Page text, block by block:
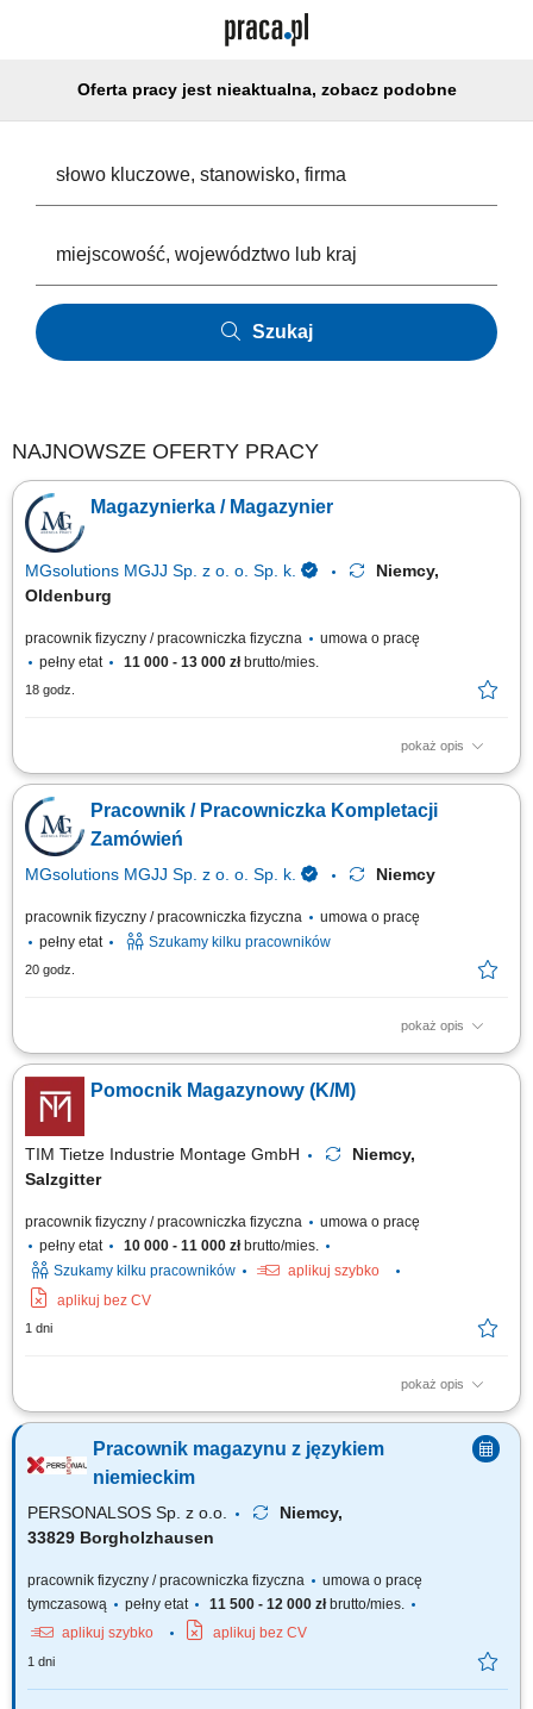
Oferta pracy jest nieaktualna, zobacz podobne
Szukaj
NAJNOWSZE OFERTY PRACY
Magazynierka / Magazynier
MGsolutions MGJJ Sp. z o. o. Sp. k.
Niemcy,
Oldenburg
pracownik fizyczny / pracowniczka fizyczna
umowa o pracę
pełny etat
11 000 - 13 000 złbrutto/mies.
18 godz.
pokaż opis
Zakres zadań: Realizacja zamówień (Order Picker) na dziale owoców i
warzyw; Praca z systemem słuchawkowym w języku polskim; Układanie
towaru i kontrola jego jakości; Drobne i proste prace pomocnicze w
magazynie;
Pracownik / Pracowniczka Kompletacji
Zamówień
MGsolutions MGJJ Sp. z o. o. Sp. k. Niemcy
pracownik fizyczny / pracowniczka fizyczna
umowa o pracę
pełny etat
Szukamy kilku pracowników
20 godz.
pokaż opis
Zakres obowiązków: Kompletowanie zamówień zgodnie z
zapotrzebowaniem magazynu. Układanie oraz przygotowywanie towarów
do dalszej wysyłki. Wykonywanie prostych prac magazynowych i
pomocniczych. Dbanie o porządek w miejscu pracy. Przestrzeganie
obowiązujących procedur i zasad bezpieczeństwa.
Pomocnik Magazynowy (K/M)
TIM Tietze Industrie Montage GmbH
Niemcy,
Salzgitter
pracownik fizyczny / pracowniczka fizyczna
umowa o pracę
pełny etat
10 000 - 11 000 złbrutto/mies.
Szukamy kilku pracowników
aplikuj szybko
aplikuj bez CV
1 dni
pokaż opis
Zadania: Przepakowywanie towarów zgodnie z obowiązującymi
zamówień magazynowych; Kontrola jakości pakowanych produktów;
Utrzymywanie porządku i czystości na stanowisku pracy; Wykonywanie
Pracownik magazynu z językiem
niemieckim
PERSONALSOS Sp. z o.o.
Niemcy,
33829 Borgholzhausen
pracownik fizyczny / pracowniczka fizyczna
umowa o pracę
tymczasową
pełny etat 11 500 - 12 000 złbrutto/mies.
aplikuj szybko
aplikuj bez CV
1 dni